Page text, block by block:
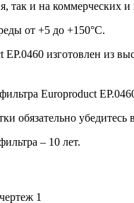
так и на
от +5 до +150°С.
изготовлен из
Europroduct
обязательно
– 10 лет.